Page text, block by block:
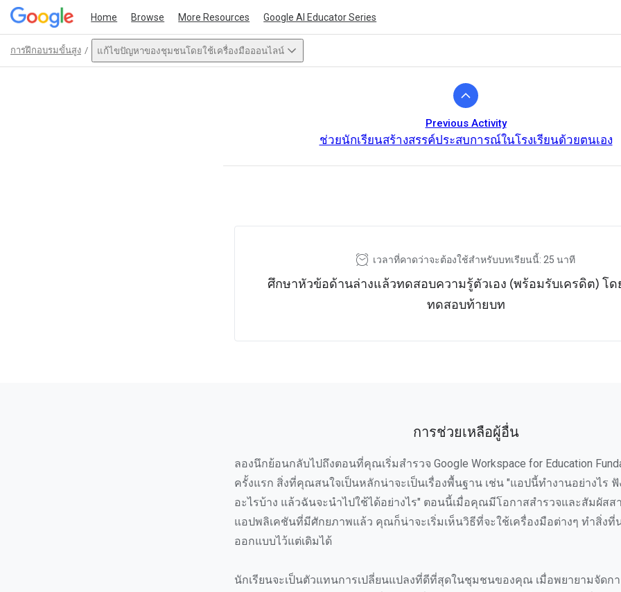
Home Browse More Resources Google AI Educator Series
การฝึกอบรมขั้นสูง แก้ไขปัญหาของชุมชนโดยใช้เครื่องมือออนไลน์
Previous Activity
ช่วยนักเรียนสร้างสรรค์ประสบการณ์ในโรงเรียนด้วยตนเอง
เวลาที่คาดว่าจะต้องใช้สำหรับบทเรียนนี้: 25 นาที
ศึกษาหัวข้อด้านล่างแล้วทดสอบความรู้ตัวเอง (พร้อมรับเครดิต) โ
ทดสอบท้ายบท
การช่วยเหลือผู้อื่น
ลองนึกย้อนกลับไปถึงตอนที่คุณเริ่มสำรวจ Google Workspace for Education
ครั้งแรก สิ่งที่คุณสนใจเป็นหลักน่าจะเป็นเรื่องพื้นฐาน เช่น "แอปนี้ทำงานอย่างไร
อะไรบ้าง แล้วฉันจะนำไปใช้ได้อย่างไร" ตอนนี้เมื่อคุณมีโอกาสสำรวจและสัมผัสส
แอปพลิเคชันที่มีศักยภาพแล้ว คุณก็น่าจะเริ่มเห็นวิธีที่จะใช้เครื่องมือต่างๆ ทำสิ่งที่
ออกแบบไว้แต่เดิมได้
นักเรียนจะเป็นตัวแทนการเปลี่ยนแปลงที่ดีที่สุดในชุมชนของคุณ เมื่อพยายามจัดก